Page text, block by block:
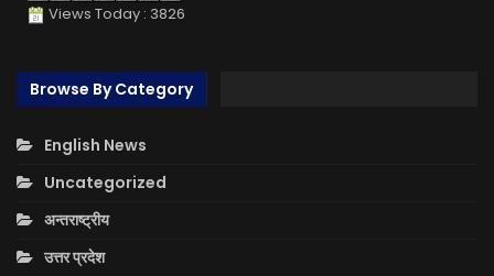
Views Today : 3826
Browse By Category
English News
Uncategorized
अन्तराष्ट्रीय
उत्तर प्रदेश